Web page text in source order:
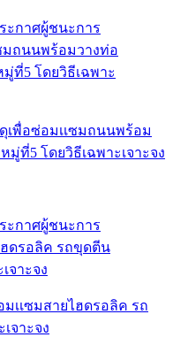
เพื่อซ่อมเเซมถนนพร้อม
ที่5 โดยวิธีเฉพาะเจาะจง
เเซมสายไฮดรอลิค รถ
จาะจง